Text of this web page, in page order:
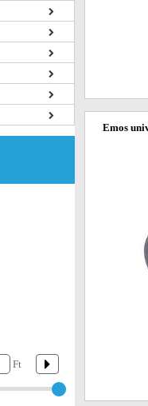
Ft
Emos